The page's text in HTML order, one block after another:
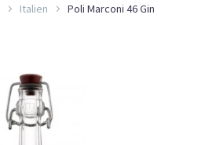
Italien Poli Marconi 46 Gin